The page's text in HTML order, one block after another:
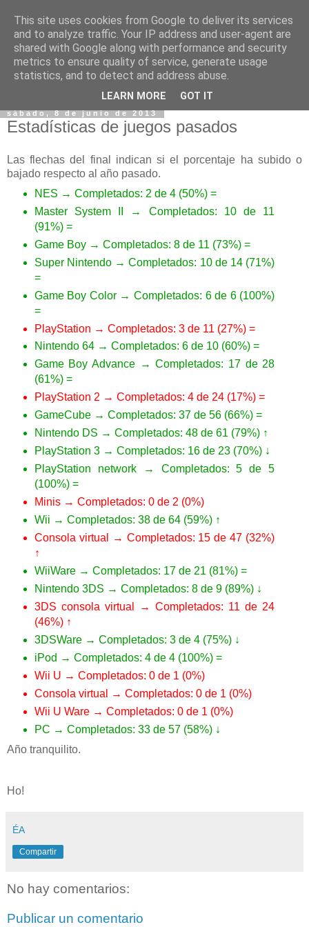
sábado, 8 de junio de 2013
Estadísticas de juegos pasados
Las flechas del final indican si el porcentaje ha subido o
bajado respecto al año pasado.
NES → Completados: 2 de 4 (50%) =
Master System II → Completados: 10 de 11
(91%) =
Game Boy → Completados: 8 de 11 (73%) =
Super Nintendo → Completados: 10 de 14 (71%)
=
Game Boy Color → Completados: 6 de 6 (100%)
=
PlayStation → Completados: 3 de 11 (27%) =
Nintendo 64 → Completados: 6 de 10 (60%) =
Game Boy Advance → Completados: 17 de 28
(61%) =
PlayStation 2 → Completados: 4 de 24 (17%) =
GameCube → Completados: 37 de 56 (66%) =
Nintendo DS → Completados: 48 de 61 (79%) ↑
PlayStation 3 → Completados: 16 de 23 (70%) ↓
PlayStation network → Completados: 5 de 5
(100%) =
Minis → Completados: 0 de 2 (0%)
Wii → Completados: 38 de 64 (59%) ↑
Consola virtual → Completados: 15 de 47 (32%)
↑
WiiWare → Completados: 17 de 21 (81%) =
Nintendo 3DS → Completados: 8 de 9 (89%) ↓
3DS consola virtual → Completados: 11 de 24
(46%) ↑
3DSWare → Completados: 3 de 4 (75%) ↓
iPod → Completados: 4 de 4 (100%) =
Wii U → Completados: 0 de 1 (0%)
Consola virtual → Completados: 0 de 1 (0%)
Wii U Ware → Completados: 0 de 1 (0%)
PC → Completados: 33 de 57 (58%) ↓
Año tranquilito.
Ho!
ÉA
Compartir
No hay comentarios:
Publicar un comentario
This site uses cookies from Google to deliver its services
and to analyze traffic. Your IP address and user-agent are
shared with Google along with performance and security
metrics to ensure quality of service, generate usage
statistics, and to detect and address abuse.
LEARN MORE GOT IT